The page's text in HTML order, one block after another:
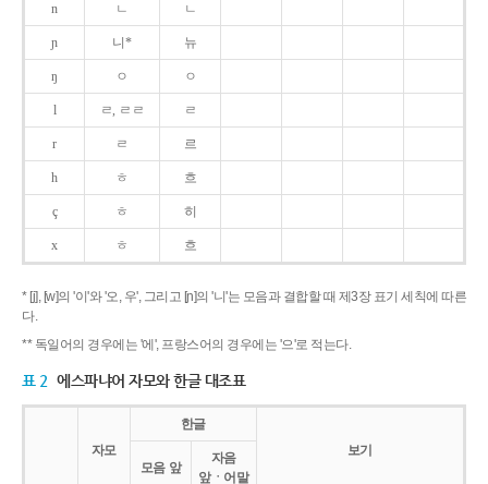
n ㄴ ㄴ
ɲ 니* 뉴
ŋ ㅇ ㅇ
l ㄹ, ㄹㄹ ㄹ
r ㄹ 르
h ㅎ 흐
ç ㅎ 히
x ㅎ 흐
* [j], [w]의 '이'와 '오, 우', 그리고 [ɲ]의 '니'는 모음과 결합할 때 제3장 표기 세칙에 따른
다.
** 독일어의 경우에는 '에', 프랑스어의 경우에는 '으'로 적는다.
표 2 에스파냐어 자모와 한글 대조표
자모
한글
보기
모음 앞
자음
앞ㆍ어말